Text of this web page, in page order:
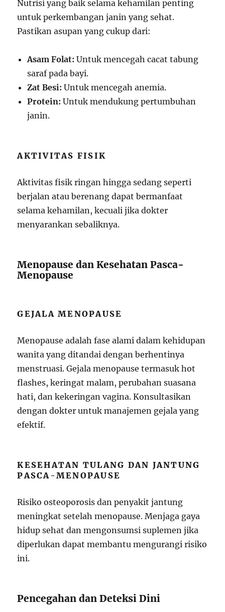
Nutrisi yang baik selama kehamilan penting
untuk perkembangan janin yang sehat.
Pastikan asupan yang cukup dari:
Asam Folat: Untuk mencegah cacat tabung
saraf pada bayi.
Zat Besi: Untuk mencegah anemia.
Protein: Untuk mendukung pertumbuhan
janin.
AKTIVITAS FISIK
Aktivitas fisik ringan hingga sedang seperti
berjalan atau berenang dapat bermanfaat
selama kehamilan, kecuali jika dokter
menyarankan sebaliknya.
Menopause dan Kesehatan Pasca-
Menopause
GEJALA MENOPAUSE
Menopause adalah fase alami dalam kehidupan
wanita yang ditandai dengan berhentinya
menstruasi. Gejala menopause termasuk hot
flashes, keringat malam, perubahan suasana
hati, dan kekeringan vagina. Konsultasikan
dengan dokter untuk manajemen gejala yang
efektif.
KESEHATAN TULANG DAN JANTUNG
PASCA-MENOPAUSE
Risiko osteoporosis dan penyakit jantung
meningkat setelah menopause. Menjaga gaya
hidup sehat dan mengonsumsi suplemen jika
diperlukan dapat membantu mengurangi risiko
ini.
Pencegahan dan Deteksi Dini